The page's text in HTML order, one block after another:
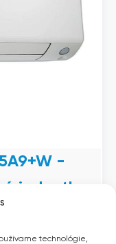
technológie,
-
jednotka
jednotka radu
maximálny